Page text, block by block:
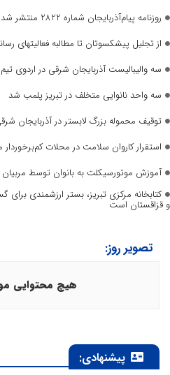
روزنامه پیام‌آذربایجان شماره 2822 منتشر شد
از تجلیل پیشکسوتان تا مطالبه فعالیتهای
سه والیبالیست آذربایجان‌ شرقی در اردوی
سه واحد نانوایی متخلف در تبریز پلمب شد
توقیف محموله بزرگ لابستر در آذربایجان
استقرار کاروان سلامت در محلات کم‌برخوردار
آموزش موتورسیکلت به بانوان توسط
کتابخانه مرکزی تبریز، بستر ارزشمندی
و قزاقستان است
تصویر روز:
هیچ محتوایی
پیشنهادی: